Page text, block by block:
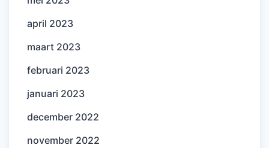
april 2023
maart 2023
februari 2023
januari 2023
december 2022
november 2022